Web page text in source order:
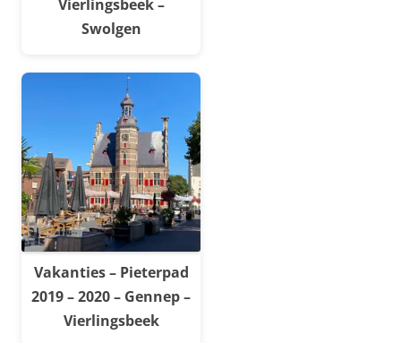
Vierlingsbeek –
Swolgen
Vakanties – Pieterpad
2019 – 2020 – Gennep –
Vierlingsbeek